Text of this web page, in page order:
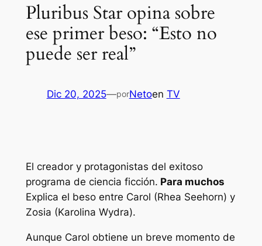
Pluribus Star opina sobre
ese primer beso: “Esto no
puede ser real”
Dic 20, 2025—porNetoen TV
El creador y protagonistas del exitoso
programa de ciencia ficción. Para muchos
Explica el beso entre Carol (Rhea Seehorn) y
Zosia (Karolina Wydra).
Aunque Carol obtiene un breve momento de